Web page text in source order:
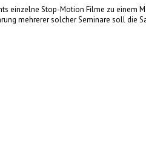
einzelne Stop-Motion Filme zu
mehrerer solcher Seminare soll